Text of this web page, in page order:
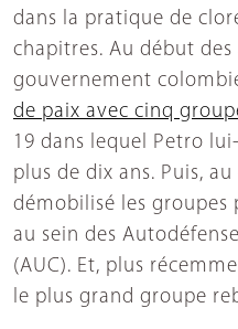
dans la pratique de
chapitres. Au début des
gouvernement
de paix avec cinq
19 dans lequel Petro
plus de dix ans. Puis,
démobilisé les groupes
au sein des
(AUC). Et, plus
le plus grand groupe